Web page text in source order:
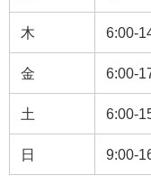
木 6:00-
金 6:00-
土 6:00-
日 9:00-